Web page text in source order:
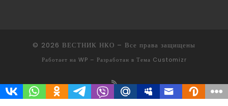
© 2026 ВЕСТНИК НКО – Все права защищены
Работает на WP – Разработан в Тема Customizr